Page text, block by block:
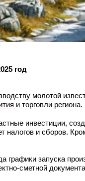
год
молотой
и торговли региона.
инвестиции,
и сборов.
графики запуска
сметной